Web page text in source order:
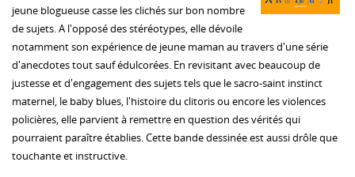
jeune blogueuse casse les clichés sur bon nombre
de sujets. A l'opposé des stéréotypes, elle dévoile
notamment son expérience de jeune maman au travers d'une série
d'anecdotes tout sauf édulcorées. En revisitant avec beaucoup de
justesse et d'engagement des sujets tels que le sacro-saint instinct
maternel, le baby blues, l'histoire du clitoris ou encore les violences
policières, elle parvient à remettre en question des vérités qui
pourraient paraître établies. Cette bande dessinée est aussi drôle que
touchante et instructive.